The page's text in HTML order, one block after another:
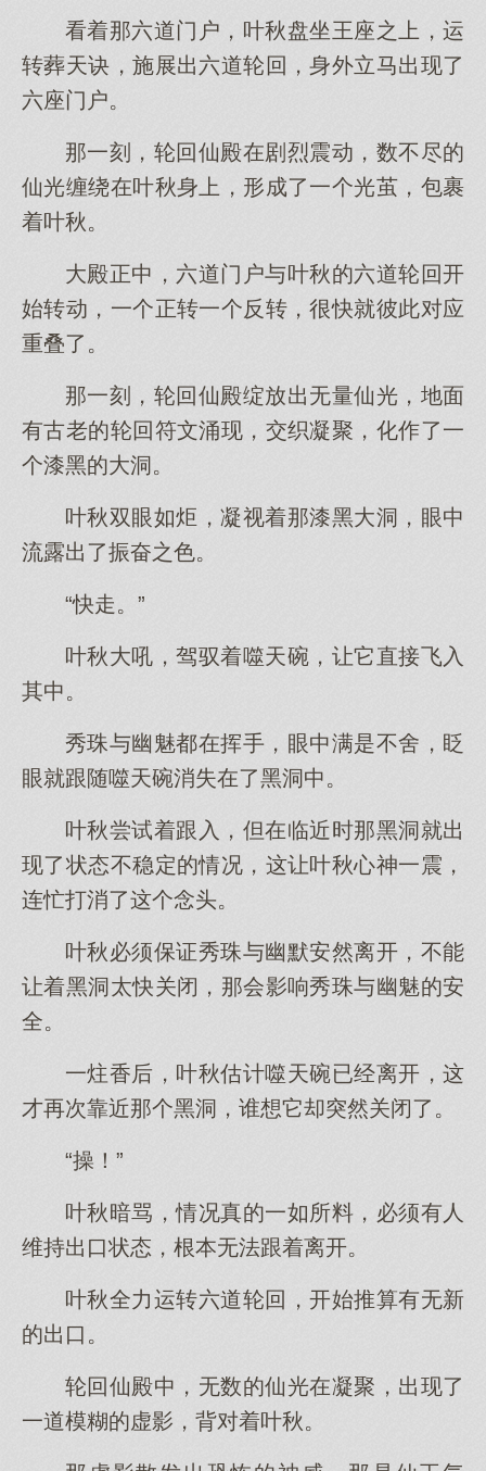
看着那六道门户，叶秋盘坐王座之上，运
转葬天诀，施展出六道轮回，身外立马出现了
六座门户。
那一刻，轮回仙殿在剧烈震动，数不尽的
仙光缠绕在叶秋身上，形成了一个光茧，包裹
着叶秋。
大殿正中，六道门户与叶秋的六道轮回开
始转动，一个正转一个反转，很快就彼此对应
重叠了。
那一刻，轮回仙殿绽放出无量仙光，地面
有古老的轮回符文涌现，交织凝聚，化作了一
个漆黑的大洞。
叶秋双眼如炬，凝视着那漆黑大洞，眼中
流露出了振奋之色。
“快走。”
叶秋大吼，驾驭着噬天碗，让它直接飞入
其中。
秀珠与幽魅都在挥手，眼中满是不舍，眨
眼就跟随噬天碗消失在了黑洞中。
叶秋尝试着跟入，但在临近时那黑洞就出
现了状态不稳定的情况，这让叶秋心神一震，
连忙打消了这个念头。
叶秋必须保证秀珠与幽默安然离开，不能
让着黑洞太快关闭，那会影响秀珠与幽魅的安
全。
一炷香后，叶秋估计噬天碗已经离开，这
才再次靠近那个黑洞，谁想它却突然关闭了。
“操！”
叶秋暗骂，情况真的一如所料，必须有人
维持出口状态，根本无法跟着离开。
叶秋全力运转六道轮回，开始推算有无新
的出口。
轮回仙殿中，无数的仙光在凝聚，出现了
一道模糊的虚影，背对着叶秋。